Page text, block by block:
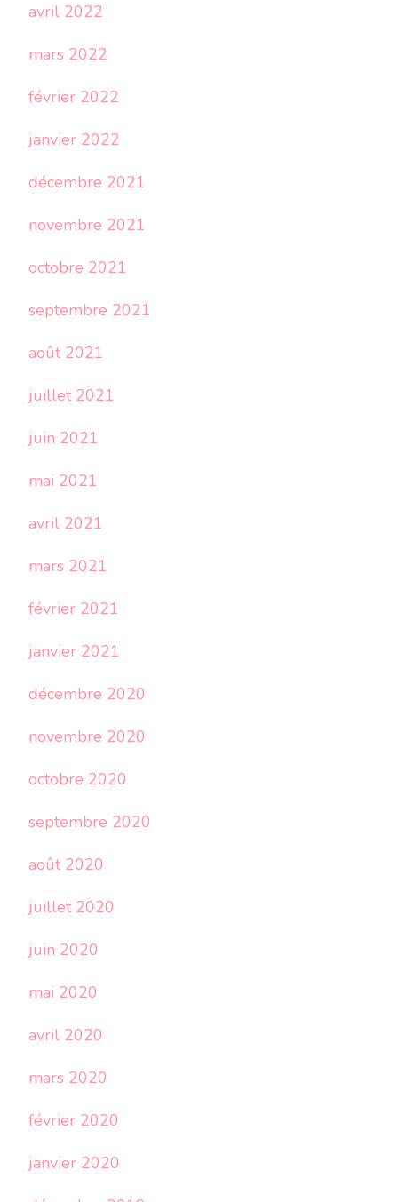
avril 2022
mars 2022
février 2022
janvier 2022
décembre 2021
novembre 2021
octobre 2021
septembre 2021
août 2021
juillet 2021
juin 2021
mai 2021
avril 2021
mars 2021
février 2021
janvier 2021
décembre 2020
novembre 2020
octobre 2020
septembre 2020
août 2020
juillet 2020
juin 2020
mai 2020
avril 2020
mars 2020
février 2020
janvier 2020